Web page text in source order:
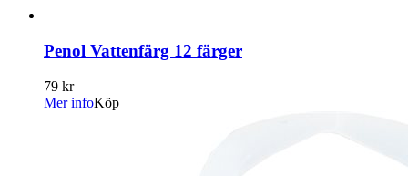
Penol Vattenfärg 12 färger
79 kr
Mer infoKöp